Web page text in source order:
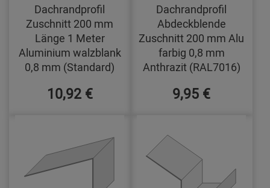
Dachrandprofil
Zuschnitt 200 mm
Länge 1 Meter
Aluminium walzblank
0,8 mm (Standard)
10,92 €
Dachrandprofil
Abdeckblende
Zuschnitt 200 mm Alu
farbig 0,8 mm
Anthrazit (RAL7016)
9,95 €